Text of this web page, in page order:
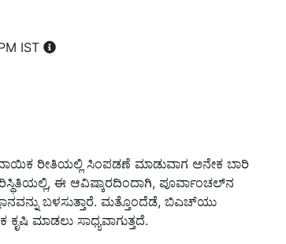
IST
ರೀತಿಯಲ್ಲಿ ಸಿಂಪಡಣೆ ಮಾಡುವಾಗ ಅನೇಕ ಬಾರಿ
, ಈ ಆವಿಷ್ಕಾರದಿಂದಾಗಿ, ಪೂರ್ವಾಂಚಲ್ನ
ಬಳಸುತ್ತಾರೆ. ಮತ್ತೊಂದೆಡೆ, ಬಿಎಚ್ಯು
ಮಾಡಲು ಸಾಧ್ಯವಾಗುತ್ತದೆ.